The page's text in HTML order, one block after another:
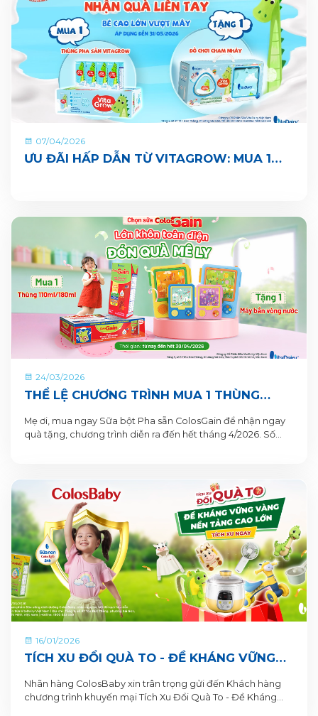
07/04/2026
ƯU ĐÃI HẤP DẪN TỪ VITAGROW: MUA 1
24/03/2026
THỂ LỆ CHƯƠNG TRÌNH MUA 1 THÙNG
Mẹ ơi, mua ngay Sữa bột Pha sẵn ColosGain để nhận ngay
quà tặng, chương trình diễn ra đến hết tháng 4/2026. Số
16/01/2026
TÍCH XU ĐỔI QUÀ TO - ĐỀ KHÁNG VỮNG
PHA SẴN COLOSBABY
Nhãn hàng ColosBaby xin trân trọng gửi đến Khách hàng
chương trình khuyến mại Tích Xu Đổi Quà To - Đề Kháng